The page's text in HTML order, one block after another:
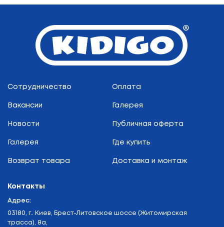
Сотрудничество Оплата
Вакансии Галерея
Новости Публичная оферта
Галерея Где купить
Возврат товара Доставка и монтаж
Контакты
Адрес:
03180, г.. Киев, Брест-Литовское шоссе (Житомирская
трасса), 8а,